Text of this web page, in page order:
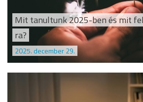
Mit tanultunk 2025-ben és mit
ra?
2025. december 29.